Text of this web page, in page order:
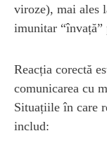
viroze), mai ales
imunitar “învață”
Reacția corectă
comunicarea cu
Situațiile în care
includ: